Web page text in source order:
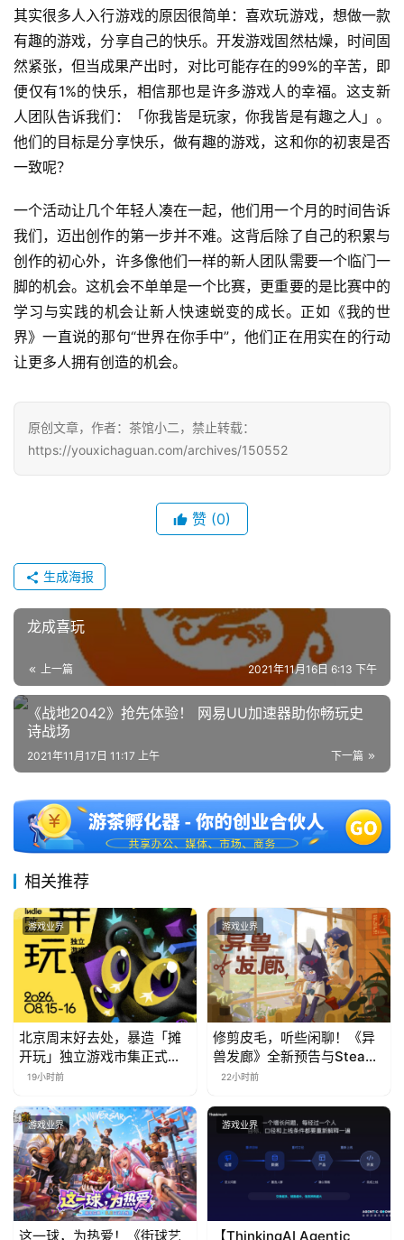
其实很多人入行游戏的原因很简单：喜欢玩游戏，想做一款
有趣的游戏，分享自己的快乐。开发游戏固然枯燥，时间固
然紧张，但当成果产出时，对比可能存在的99%的辛苦，即
便仅有1%的快乐，相信那也是许多游戏人的幸福。这支新
人团队告诉我们：「你我皆是玩家，你我皆是有趣之人」。
他们的目标是分享快乐，做有趣的游戏，这和你的初衷是否
一致呢？
一个活动让几个年轻人凑在一起，他们用一个月的时间告诉
我们，迈出创作的第一步并不难。这背后除了自己的积累与
创作的初心外，许多像他们一样的新人团队需要一个临门一
脚的机会。这机会不单单是一个比赛，更重要的是比赛中的
学习与实践的机会让新人快速蜕变的成长。正如《我的世
界》一直说的那句“世界在你手中”，他们正在用实在的行动
让更多人拥有创造的机会。
原创文章，作者：茶馆小二，禁止转载：
https://youxichaguan.com/archives/150552
赞 (0)
生成海报
龙成喜玩
上一篇 2021年11月16日 6:13 下午
《战地2042》抢先体验！ 网易UU加速器助你畅玩史
诗战场
下一篇
2021年11月17日 11:17 上午
相关推荐
游戏业界
北京周末好去处，暴造「摊
开玩」独立游戏市集正式开
票！
19小时前
游戏业界
修剪皮毛，听些闲聊！《异
兽发廊》全新预告与Steam
免费试玩公开
22小时前
游戏业界
这一球，为热爱！《街球艺
游戏业界
【ThinkingAI Agentic